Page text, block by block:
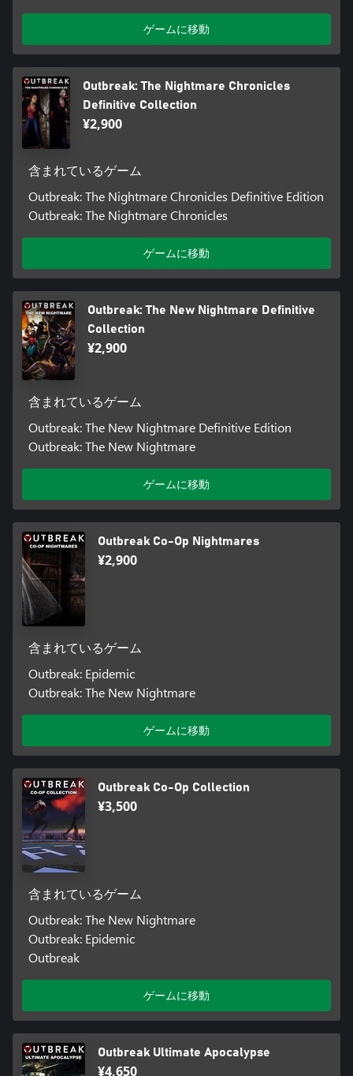
ゲームに移動
Outbreak: The Nightmare Chronicles
Definitive Collection
¥2,900
含まれているゲーム
Outbreak: The Nightmare Chronicles Definitive Edition
Outbreak: The Nightmare Chronicles
ゲームに移動
Outbreak: The New Nightmare Definitive
Collection
¥2,900
含まれているゲーム
Outbreak: The New Nightmare Definitive Edition
Outbreak: The New Nightmare
ゲームに移動
Outbreak Co-Op Nightmares
¥2,900
含まれているゲーム
Outbreak: Epidemic
Outbreak: The New Nightmare
ゲームに移動
Outbreak Co-Op Collection
¥3,500
含まれているゲーム
Outbreak: The New Nightmare
Outbreak: Epidemic
Outbreak
ゲームに移動
Outbreak Ultimate Apocalypse
¥4,650